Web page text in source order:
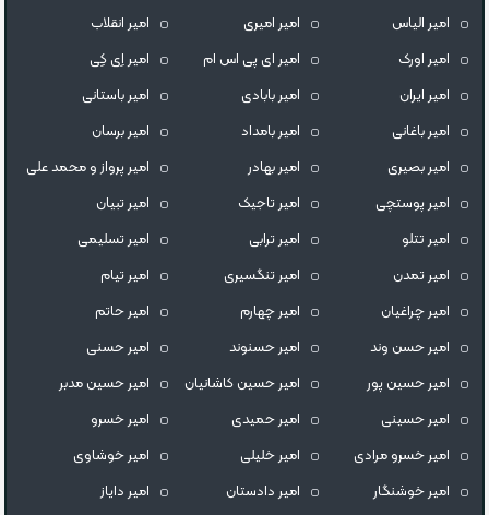
امیر الیاس
امیر امیری
امیر انقلاب
امیر اورک
امیر ای پی اس ام
امیر اِی کِی
امیر ایران
امیر بابادی
امیر باستانی
امیر باغانی
امیر بامداد
امیر برسان
امیر بصیری
امیر بهادر
امیر پرواز و محمد علی
امیر پوستچی
امیر تاجیک
امیر تبیان
امیر تتلو
امیر ترابی
امیر تسلیمی
امیر تمدن
امیر تنگسیری
امیر تیام
امیر چراغیان
امیر چهارم
امیر حاتم
امیر حسن وند
امیر حسنوند
امیر حسنی
امیر حسین پور
امیر حسین کاشانیان
امیر حسین مدبر
امیر حسینی
امیر حمیدی
امیر خسرو
امیر خسرو مرادی
امیر خلیلی
امیر خوشاوی
امیر خوشنگار
امیر دادستان
امیر دایاز